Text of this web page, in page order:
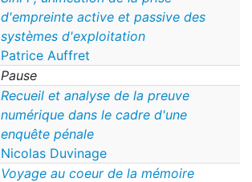
d'empreinte active et passive des
systèmes d'exploitation
Patrice Auffret
Pause
Recueil et analyse de la preuve
numérique dans le cadre d'une
enquête pénale
Nicolas Duvinage
Voyage au coeur de la mémoire